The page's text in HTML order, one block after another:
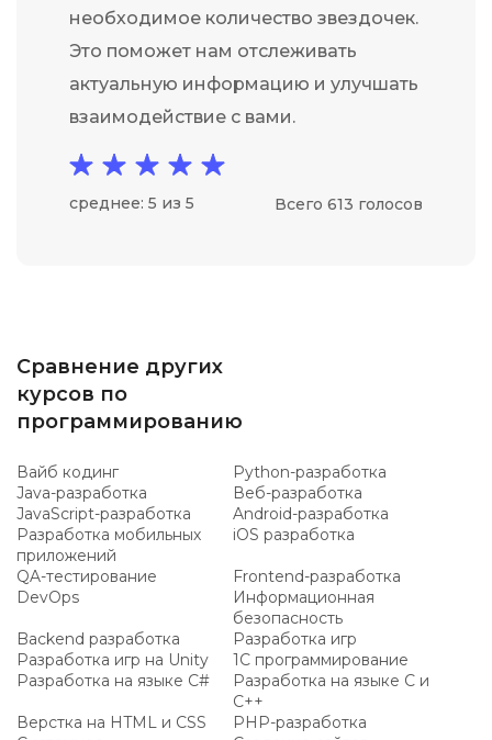
необходимое количество звездочек.
Это поможет нам отслеживать
актуальную информацию и улучшать
взаимодействие с вами.
среднее: 5 из 5 Всего 613 голосов
Сравнение других
курсов по
программированию
Вайб кодинг
Python-разработка
Java-разработка
Веб-разработка
JavaScript-разработка
Android-разработка
Разработка мобильных
приложений
iOS разработка
QA-тестирование
Frontend-разработка
DevOps
Информационная
безопасность
Backend разработка
Разработка игр
Разработка игр на Unity
1C программирование
Разработка на языке C#
Разработка на языке C и
C++
Верстка на HTML и CSS
PHP-разработка